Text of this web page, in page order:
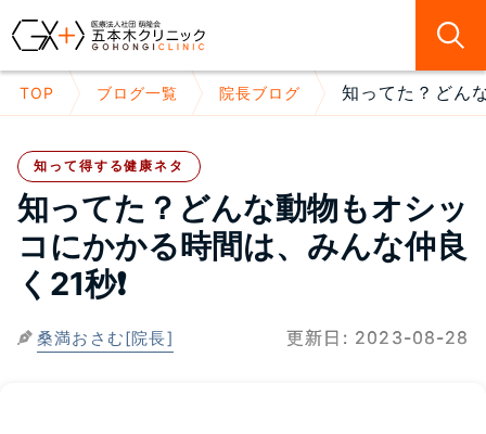
TOP ブログ一覧 院長ブログ 知ってた？どん
知って得する健康ネタ
知ってた？どんな動物もオシッ
コにかかる時間は、みんな仲良
く21秒❗
桑満おさむ[院長] 更新日: 2023-08-28